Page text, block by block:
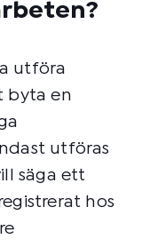
utföra
byta en
utföras
säga ett
hos